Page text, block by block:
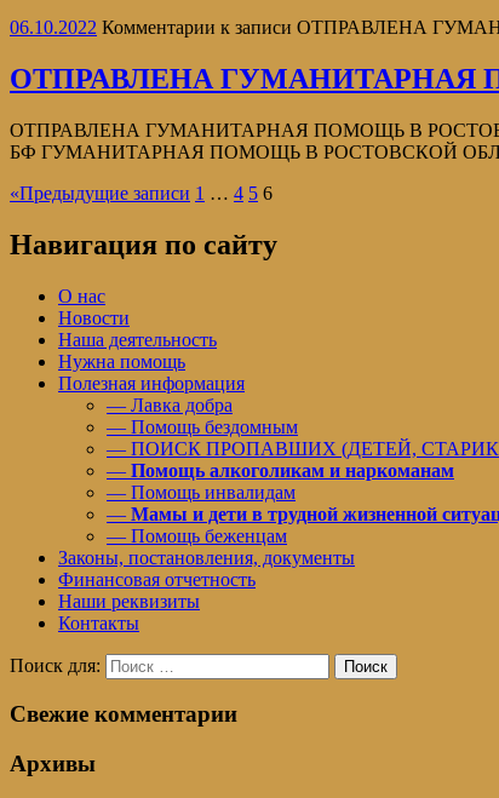
06.10.2022 Комментарии к записи ОТПРАВЛЕНА
ОТПРАВЛЕНА
ОТПРАВЛЕНА ГУМАНИТАРНАЯ ПОМОЩЬ В РОСТОВ-НА-
БФ ГУМАНИТАРНАЯ ПОМОЩЬ В РОСТОВСКОЙ
«Предыдущие записи 1 … 4 5 6
Навигация по сайту
О нас
Новости
Наша деятельность
Нужна помощь
Полезная информация
— Лавка добра
— Помощь бездомным
— ПОИСК ПРОПАВШИХ (ДЕТЕЙ,
— Помощь алкоголикам и наркоманам
— Помощь инвалидам
— Мамы и дети в трудной жизненной
— Помощь беженцам
Законы, постановления, документы
Финансовая отчетность
Наши реквизиты
Контакты
Поиск для: Поиск
Свежие комментарии
Архивы